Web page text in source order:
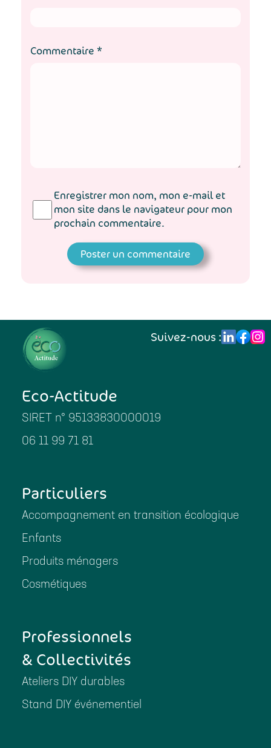
Commentaire *
Enregistrer mon nom, mon e-mail et
mon site dans le navigateur pour mon
prochain commentaire.
Eco-Actitude
SIRET n° 95133830000019
06 11 99 71 81
Particuliers
Accompagnement en transition écologique
Enfants
Produits ménagers
Cosmétiques
Professionnels
& Collectivités
Ateliers DIY durables
Stand DIY événementiel
Suivez-nous :